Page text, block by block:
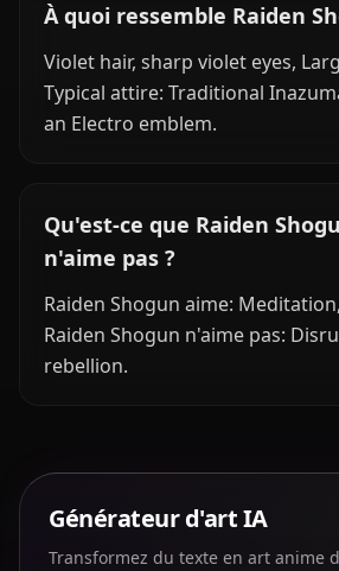
À quoi ressemble Raiden
Violet hair, sharp violet eyes,
Typical attire: Traditional
an Electro emblem.
Qu'est-ce que Raiden
n'aime pas ?
Raiden Shogun aime:
Raiden Shogun n'aime pas:
rebellion.
Générateur d'art IA
Transformez du texte en art anime